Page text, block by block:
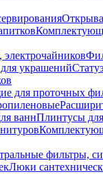
украшений
для проточных
ваннПлинтусы
фильтры,
Люки